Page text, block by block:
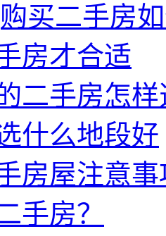
买二手房
房才合适
二手房怎样
什么地段好
房屋注意事
手房？